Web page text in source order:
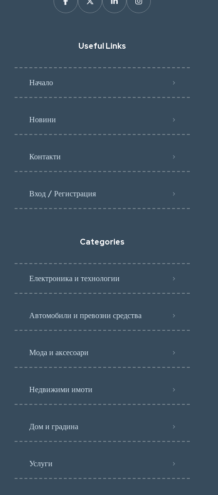
Useful Links
Начало
Новини
Контакти
Вход / Регистрация
Categories
Електроника и технологии
Автомобили и превозни средства
Мода и аксесоари
Недвижими имоти
Дом и градина
Услуги